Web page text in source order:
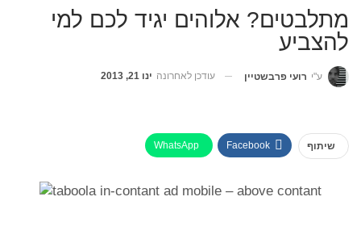
מתלבטים? אלוהים יגיד לכם למי
להצביע
ע"י רועי פרבשטיין עודכן לאחרונה ינו 21, 2013
שיתוף Facebook
WhatsApp